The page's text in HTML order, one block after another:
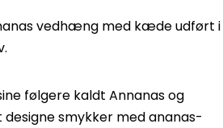
vedhæng med kæde udført i
følgere kaldt Annanas og
smykker med ananas-